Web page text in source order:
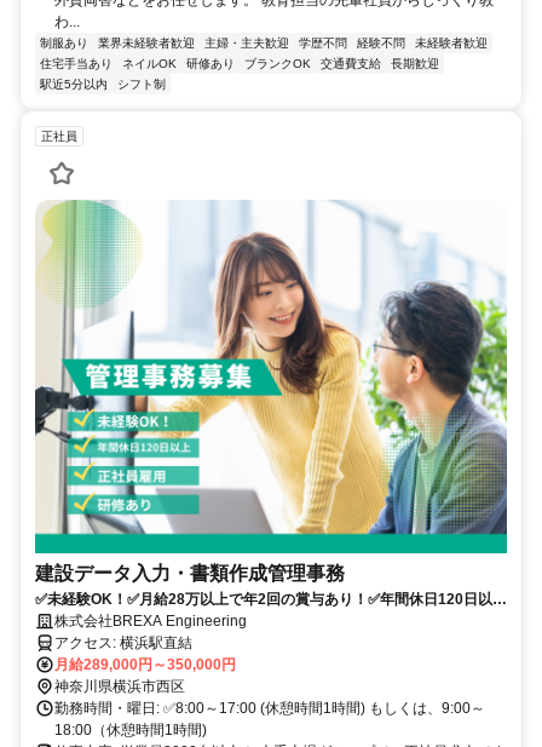
わ...
制服あり 業界未経験者歓迎 主婦・主夫歓迎 学歴不問 経験不問
未経験者歓迎
住宅手当あり
ネイルOK 研修あり ブランクOK 交通費支給
長期歓迎
駅近5分以内
シフト制
正社員
建設データ入力・書類作成管理事務
✅未経験OK！✅月給28万以上で年2回の賞与あり！✅年間休日120日以
上・土日祝休み♪
株式会社BREXA Engineering
アクセス: 横浜駅直結
月給289,000円～350,000円
神奈川県横浜市西区
勤務時間・曜日: ✅8:00～17:00 (休憩時間1時間) もしくは、9:00～
18:00（休憩時間1時間)